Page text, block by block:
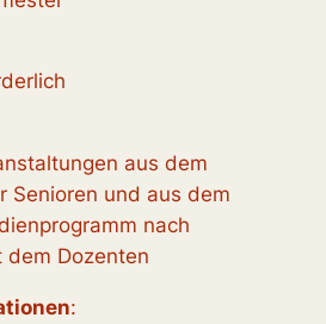
aus dem
Senioren und aus dem
nach
dem Dozenten
: